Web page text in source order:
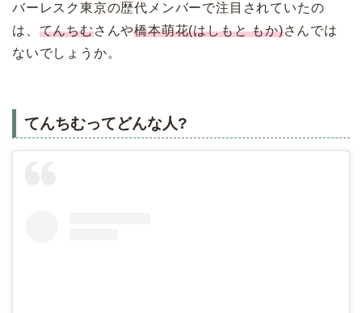
バーレスク東京の歴代メンバーで注目されていたの
は、 てんちむさんや橋本萌花(はしもと もか)さんでは
ないでしょうか。
てんちむってどんな人?